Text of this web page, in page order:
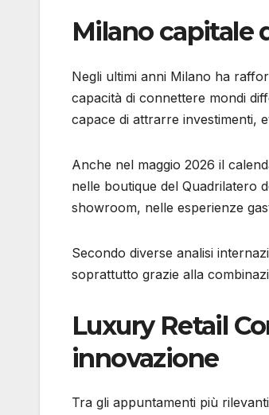
Milano capitale
Negli ultimi anni Milano ha
capacità di connettere mondi
capace di attrarre investimenti,
Anche nel maggio 2026 il
nelle boutique del Quadrilatero
showroom, nelle esperienze
Secondo diverse analisi
soprattutto grazie alla
Luxury Retail
innovazione
Tra gli appuntamenti più